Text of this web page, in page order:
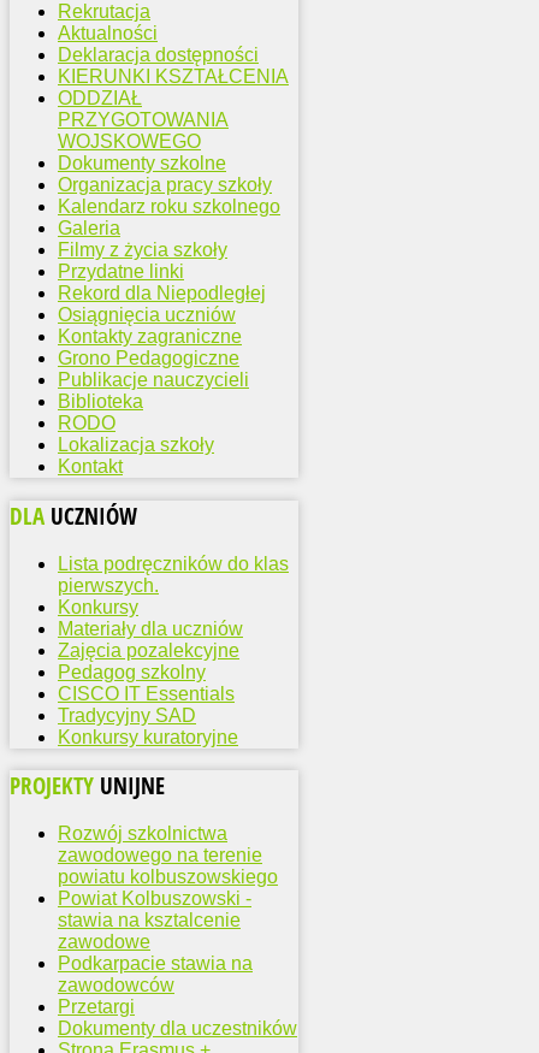
Rekrutacja
Aktualności
Deklaracja dostępności
KIERUNKI KSZTAŁCENIA
ODDZIAŁ
PRZYGOTOWANIA
WOJSKOWEGO
Dokumenty szkolne
Organizacja pracy szkoły
Kalendarz roku szkolnego
Galeria
Filmy z życia szkoły
Przydatne linki
Rekord dla Niepodległej
Osiągnięcia uczniów
Kontakty zagraniczne
Grono Pedagogiczne
Publikacje nauczycieli
Biblioteka
RODO
Lokalizacja szkoły
Kontakt
DLA UCZNIÓW
Lista podręczników do klas
pierwszych.
Konkursy
Materiały dla uczniów
Zajęcia pozalekcyjne
Pedagog szkolny
CISCO IT Essentials
Tradycyjny SAD
Konkursy kuratoryjne
PROJEKTY UNIJNE
Rozwój szkolnictwa
zawodowego na terenie
powiatu kolbuszowskiego
Powiat Kolbuszowski -
stawia na ksztalcenie
zawodowe
Podkarpacie stawia na
zawodowców
Przetargi
Dokumenty dla uczestników